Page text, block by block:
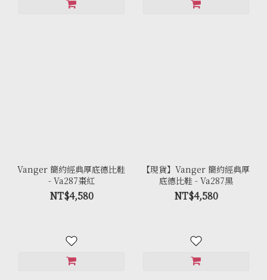
Vanger 簡約經典厚底德比鞋
- Va287棗紅
NT$4,580
【現貨】Vanger 簡約經典厚
底德比鞋 - Va287黑
NT$4,580